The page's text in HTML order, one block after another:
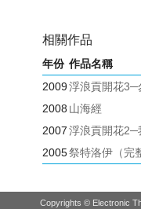
相關作品
年份 作品名稱
2009浮浪貢開花3─
2008 山海經
2007浮浪貢開花2─
2005祭特洛伊（完
Copyrights © Electronic